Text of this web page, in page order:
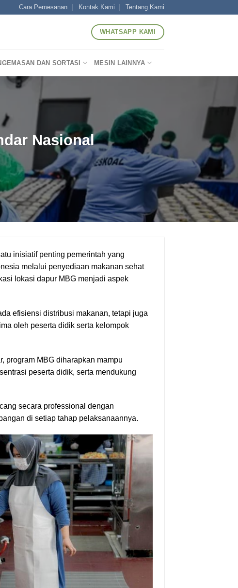
Cara Pemesanan Kontak Kami Tentang Kami
WHATSAPP KAMI
DAN SORTASI MESIN LAINNYA
Nasional
inisiatif penting pemerintah yang
melalui penyediaan makanan sehat
lokasi dapur MBG menjadi aspek
efisiensi distribusi makanan, tetapi juga
oleh peserta didik serta kelompok
program MBG diharapkan mampu
peserta didik, serta mendukung
secara professional dengan
di setiap tahap pelaksanaannya.